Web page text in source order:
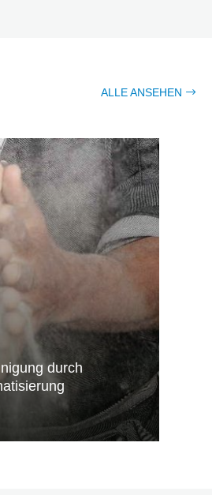
ALLE ANSEHEN
durch